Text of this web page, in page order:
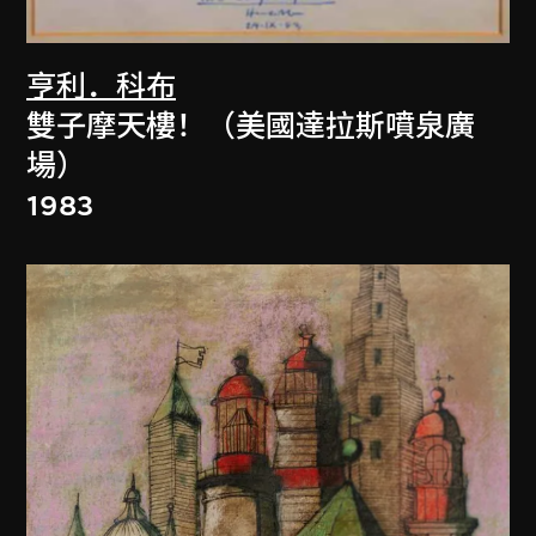
亨利．科布
雙子摩天樓！（美國達拉斯噴泉廣
場）
1983